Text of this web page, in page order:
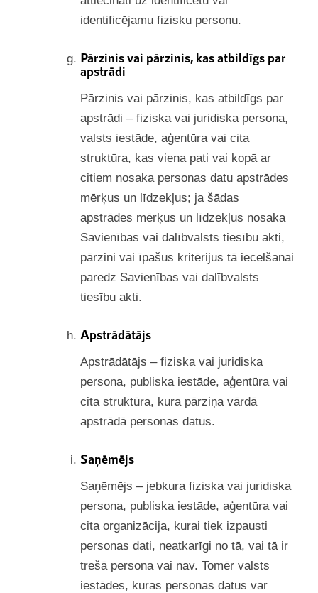
identificējamu fizisku personu.
Pārzinis vai pārzinis, kas atbildīgs par
apstrādi
Pārzinis vai pārzinis, kas atbildīgs par
apstrādi – fiziska vai juridiska persona,
valsts iestāde, aģentūra vai cita
struktūra, kas viena pati vai kopā ar
citiem nosaka personas datu apstrādes
mērķus un līdzekļus; ja šādas
apstrādes mērķus un līdzekļus nosaka
Savienības vai dalībvalsts tiesību akti,
pārzini vai īpašus kritērijus tā iecelšanai
paredz Savienības vai dalībvalsts
tiesību akti.
Apstrādātājs
Apstrādātājs – fiziska vai juridiska
persona, publiska iestāde, aģentūra vai
cita struktūra, kura pārziņa vārdā
apstrādā personas datus.
Saņēmējs
Saņēmējs – jebkura fiziska vai juridiska
persona, publiska iestāde, aģentūra vai
cita organizācija, kurai tiek izpausti
personas dati, neatkarīgi no tā, vai tā ir
trešā persona vai nav. Tomēr valsts
iestādes, kuras personas datus var